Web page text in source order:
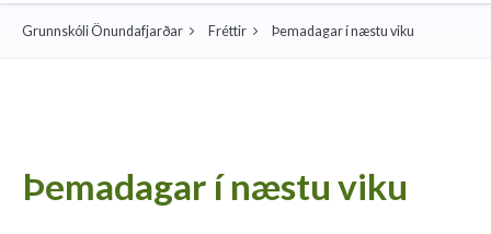
Grunnskóli Önundafjarðar Fréttir Þemadagar í næstu viku
Þemadagar í næstu viku